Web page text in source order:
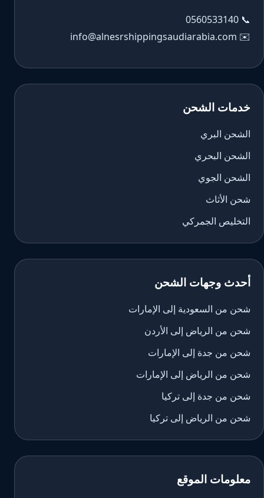
📞
0560533140
✉️
info@alnesrshippingsaudiarabia.com
خدمات الشحن
الشحن البري
الشحن البحري
الشحن الجوي
شحن الأثاث
التخليص الجمركي
أحدث وجهات الشحن
شحن من السعودية إلى الإمارات
شحن من الرياض إلى الأردن
شحن من جدة إلى الإمارات
شحن من الرياض إلى الإمارات
شحن من جدة إلى تركيا
شحن من الرياض إلى تركيا
معلومات الموقع